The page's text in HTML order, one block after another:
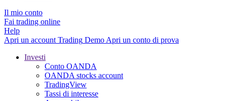
Il mio conto
Fai trading online
Help
Apri un account Trading Demo Apri un conto di prova
Investi
Conto OANDA
OANDA stocks account
TradingView
Tassi di interesse